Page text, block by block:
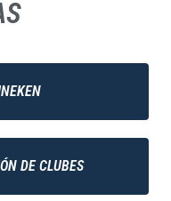
DE CLUBES